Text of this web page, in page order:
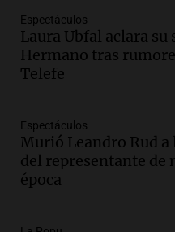
Episodios
Audio.Fieles
en Córdoba
Audio.Día
mitos, secretos y
cerveza artesanal
Espectáculos
Laura Ubfal aclara su
Hermano tras
Telefe
Espectáculos
Murió Leandro Rud a
del representante de
época